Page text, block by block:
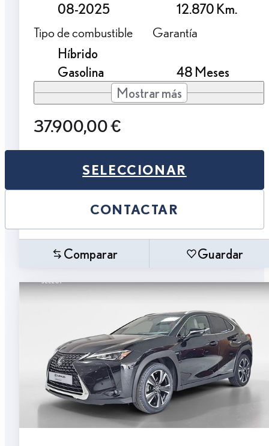
08-2025
12.870 Km.
Tipo de combustible
Híbrido
Gasolina
Garantía
48 Meses
Mostrar más
37.900,00 €
SELECCIONAR
CONTACTAR
Comparar Guardar